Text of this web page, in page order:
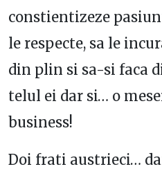
constientizeze
le respecte, sa le
din plin si sa-si faca
telul ei dar si… o
business!
Doi frati austrieci…